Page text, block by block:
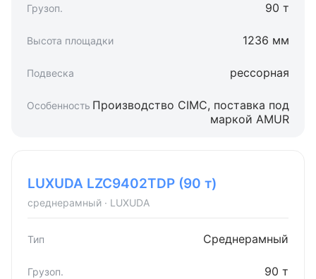
90 т
1236 мм
рессорная
Производство CIMC, поставка под
маркой AMUR
LUXUDA LZC9402TDP (90 т)
среднерамный · LUXUDA
Среднерамный
90 т